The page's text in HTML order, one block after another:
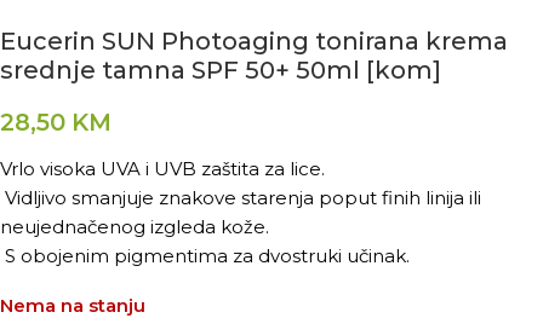
Eucerin SUN Photoaging tonirana krema
srednje tamna SPF 50+ 50ml [kom]
28,50 KM
Vrlo visoka UVA i UVB zaštita za lice.
Vidljivo smanjuje znakove starenja poput finih linija ili
neujednačenog izgleda kože.
S obojenim pigmentima za dvostruki učinak.
Nema na stanju